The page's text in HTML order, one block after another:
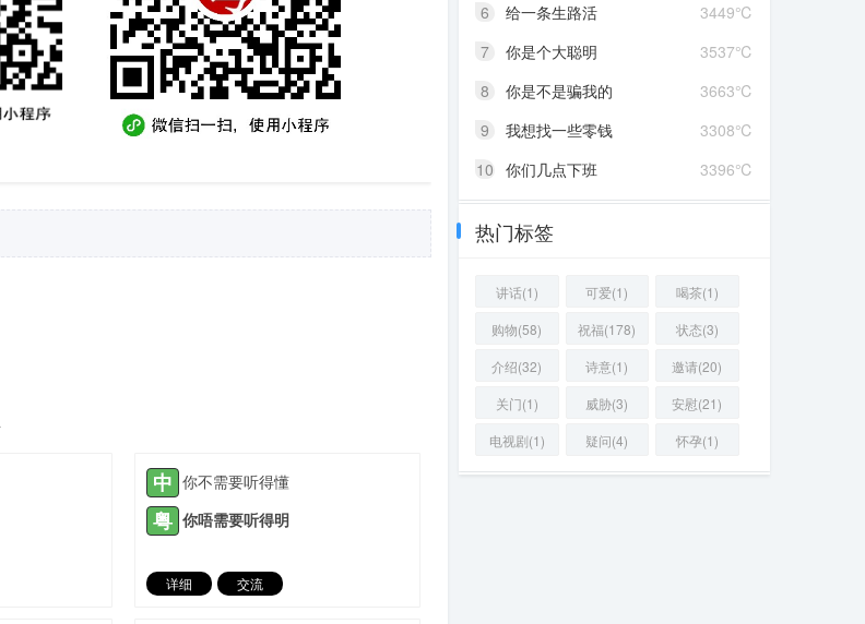
中 你不需要听得懂
粤 你唔需要听得明
详细
交流
3449℃
6
给一条生路活
3537℃
7
你是个大聪明
3663℃
8
你是不是骗我的
3308℃
9
我想找一些零钱
3396℃
10 你们几点下班
热门标签
讲话(1) 可爱(1)
喝茶(1)
购物(58)
祝福(178)
状态(3)
介绍(32)
诗意(1)
邀请(20)
关门(1)
威胁(3)
安慰(21)
电视剧(1)
疑问(4) 怀孕(1)